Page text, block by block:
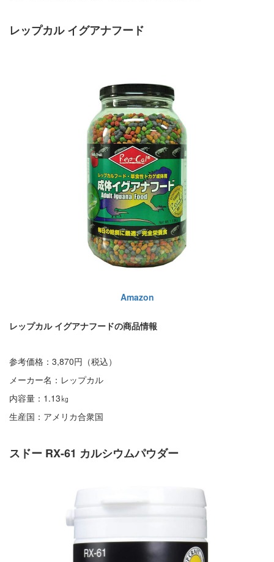
レップカル イグアナフード
Amazon
レップカル イグアナフードの商品情報
参考価格：3,870円（税込）
メーカー名：レップカル
内容量：1.13㎏
生産国：アメリカ合衆国
スドー RX-61 カルシウムパウダー